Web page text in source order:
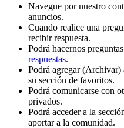
Navegue por nuestro
anuncios.
Cuando realice una
recibir respuesta.
Podrá hacernos
respuestas.
Podrá agregar (Archivar)
su sección de favoritos.
Podrá comunicarse con
privados.
Podrá acceder a la
aportar a la comunidad.